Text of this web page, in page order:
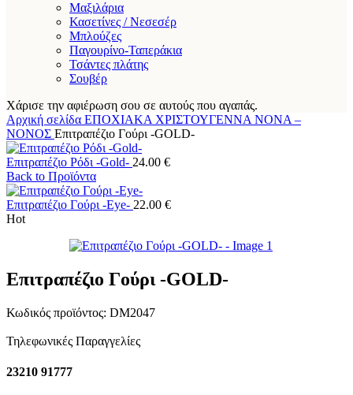
Μαξιλάρια
Κασετίνες / Νεσεσέρ
Μπλούζες
Παγουρίνο-Ταπεράκια
Τσάντες πλάτης
Σουβέρ
Χάρισε την αφιέρωση σου σε αυτούς που αγαπάς.
Αρχική σελίδα ΕΠΟΧΙΑΚΑ ΧΡΙΣΤΟΥΓΕΝΝΑ ΝΟΝΑ –
ΝΟΝΟΣ Επιτραπέζιο Γούρι -GOLD-
Επιτραπέζιο Ρόδι -Gold- 24.00 €
Back to Προϊόντα
Επιτραπέζιο Γούρι -Eye- 22.00 €
Hot
Επιτραπέζιο Γούρι -GOLD-
Κωδικός προϊόντος: DM2047
Τηλεφωνικές Παραγγελίες
23210 91777